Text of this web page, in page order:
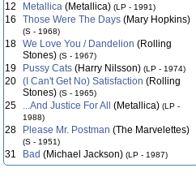
12 Metallica (Metallica) (LP - 1991)
16 Those Were The Days (Mary Hopkins)
(S - 1968)
18 We Love You / Dandelion (Rolling
Stones) (S - 1967)
19 Pussy Cats (Harry Nilsson) (LP - 1974)
20 (I Can't Get No) Satisfaction (Rolling
Stones) (S - 1965)
25 ...And Justice For All (Metallica) (LP -
1988)
28 Please Mr. Postman (The Marvelettes)
(S - 1951)
31 Bad (Michael Jackson) (LP - 1987)